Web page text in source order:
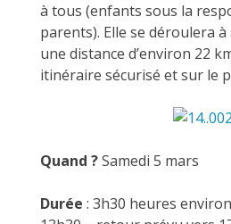
à tous (enfants sous la
parents). Elle se déroulera
une distance d’environ 22
itinéraire sécurisé et sur le
Quand ?Samedi 5 mars
Durée : 3h30 heures